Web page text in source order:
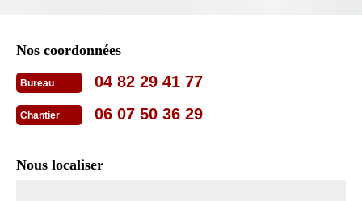
Nos coordonnées
Bureau 04 82 29 41 77
Chantier 06 07 50 36 29
Nous localiser